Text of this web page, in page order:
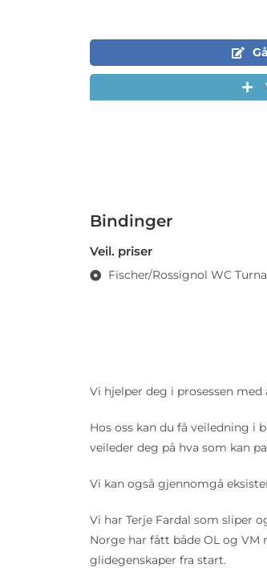
Bindinger
Veil. priser
Fischer/Rossignol WC
Vi hjelper deg i prosessen
Hos oss kan du få veiledning i
veileder deg på hva som kan
Vi kan også gjennomgå
Vi har Terje Fardal som sliper
Norge har fått både OL og
glidegenskaper fra start.